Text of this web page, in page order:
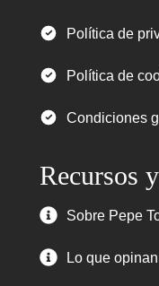
Política de
Política de
Condiciones
Recursos
Sobre Pepe
Lo que